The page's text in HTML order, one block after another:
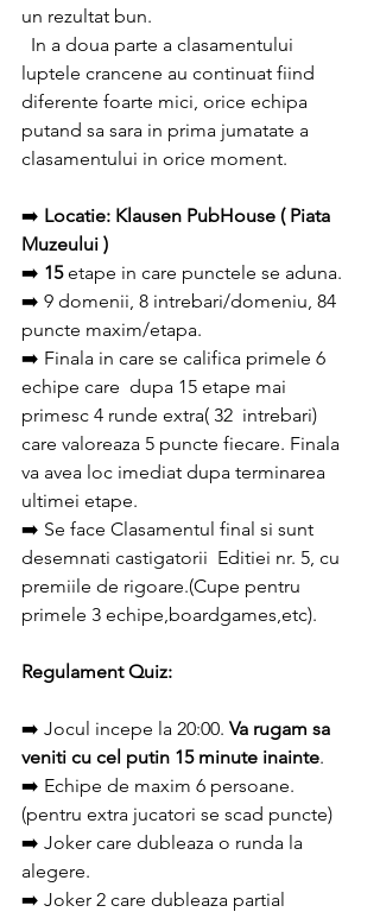
un rezultat bun.
luptele crancene au continuat fiind
diferente foarte mici, orice echipa
putand sa sara in prima jumatate a
clasamentului in orice moment.
➡️ Locatie: Klausen PubHouse ( Piata
Muzeului )
➡️ 15 etape in care punctele se aduna.
➡️ 9 domenii, 8 intrebari/domeniu, 84
puncte maxim/etapa.
➡️ Finala in care se califica primele 6
echipe care  dupa 15 etape mai
primesc 4 runde extra( 32  intrebari)
care valoreaza 5 puncte fiecare. Finala
va avea loc imediat dupa terminarea
ultimei etape.
➡️ Se face Clasamentul final si sunt
desemnati castigatorii  Editiei nr. 5, cu
premiile de rigoare.(Cupe pentru
primele 3 echipe,boardgames,etc).
Regulament Quiz:
➡️ Jocul incepe la 20:00. Va rugam sa
veniti cu cel putin 15 minute inainte.
➡️ Echipe de maxim 6 persoane.
(pentru extra jucatori se scad puncte)
➡️ Joker care dubleaza o runda la
alegere.
➡️ Joker 2 care dubleaza partial